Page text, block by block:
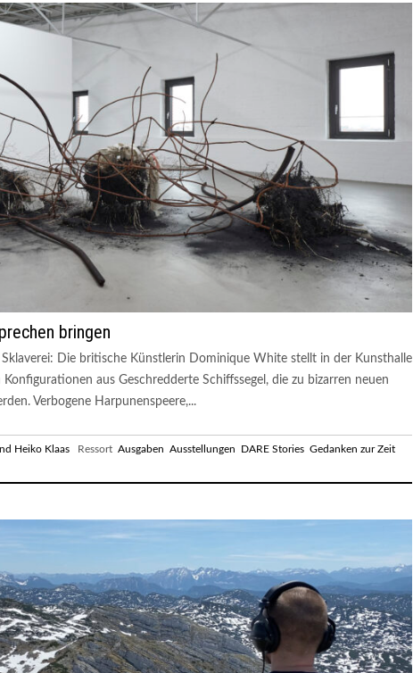
bringen
Die britische Künstlerin Dominique White stellt in der Kunsthalle
aus Geschredderte Schiffssegel, die zu bizarren neuen
Verbogene Harpunenspeere,...
Heiko Klaas Ressort Ausgaben Ausstellungen DARE Stories Gedanken zur Zeit